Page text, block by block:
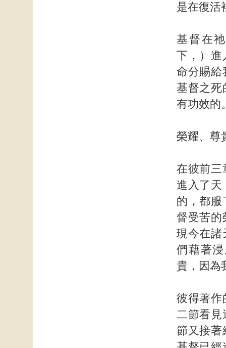
是在復活
基督在
下，）進
命分賜給
基督之死
有功效的
榮耀、尊
在彼前三
進入了天
的，都服
督受苦的
現今在諸
們藉著
貴，因為
彼得著作
二節看見
節又接著